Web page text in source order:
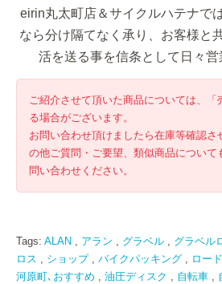
eirin丸太町店＆サイクルハテナで
なら分け隔てなく承り、お客様と
活を送る事を信条として日々営
ご紹介させて頂いた商品については、「
る場合がございます。
お問い合わせ頂けましたら在庫等確認さ
の他ご質問・ご要望、類似商品について
問い合わせください。
Tags: ALAN , アラン , グラベル , グラベル
ロス , ショップ, バイクパッキング , ロード
河原町､おすすめ , 油圧ディスク , 自転車 ,